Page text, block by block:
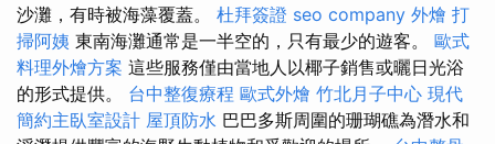
沙灘，有時被海藻覆蓋。 杜拜簽證 seo company 外燴 打
掃阿姨 東南海灘通常是一半空的，只有最少的遊客。 歐式
料理外燴方案 這些服務僅由當地人以椰子銷售或曬日光浴
的形式提供。 台中整復療程 歐式外燴 竹北月子中心 現代
簡約主臥室設計 屋頂防水 巴巴多斯周圍的珊瑚礁為潛水和